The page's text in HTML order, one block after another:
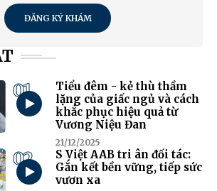
ĐĂNG KÝ KHÁM
01
Tiểu đêm - kẻ thù thầm
lặng của giấc ngủ và cách
khắc phục hiệu quả từ
Vương Niệu Đan
21/12/2025
02
S Việt AAB tri ân đối tác:
Gắn kết bền vững, tiếp sức
vươn xa